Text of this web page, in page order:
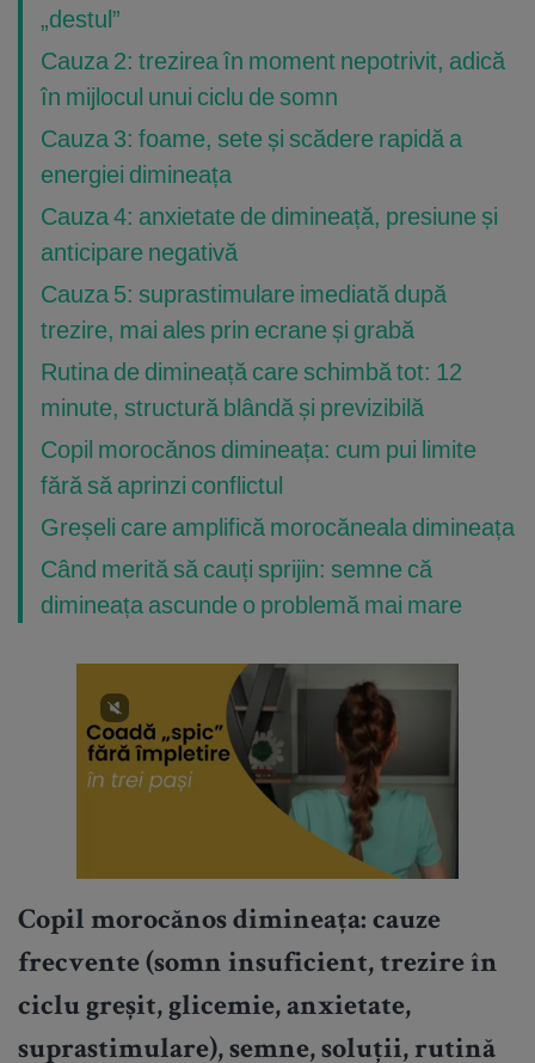
„destul”
Cauza 2: trezirea în moment nepotrivit, adică
în mijlocul unui ciclu de somn
Cauza 3: foame, sete și scădere rapidă a
energiei dimineața
Cauza 4: anxietate de dimineață, presiune și
anticipare negativă
Cauza 5: suprastimulare imediată după
trezire, mai ales prin ecrane și grabă
Rutina de dimineață care schimbă tot: 12
minute, structură blândă și previzibilă
Copil morocănos dimineața: cum pui limite
fără să aprinzi conflictul
Greșeli care amplifică morocăneala dimineața
Când merită să cauți sprijin: semne că
dimineața ascunde o problemă mai mare
Copil morocănos dimineața: cauze
frecvente (somn insuficient, trezire în
ciclu greșit, glicemie, anxietate,
suprastimulare), semne, soluții, rutină